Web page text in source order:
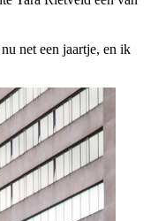
net een jaartje, en ik